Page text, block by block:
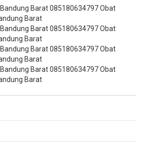
Barat 085180634797 Obat
Barat
Barat 085180634797 Obat
Barat
Barat 085180634797 Obat
Barat
Barat 085180634797 Obat
Barat